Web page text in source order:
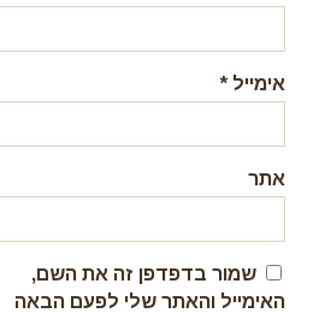
אימייל *
אתר
שמור בדפדפן זה את השם,
האימייל והאתר שלי לפעם הבאה